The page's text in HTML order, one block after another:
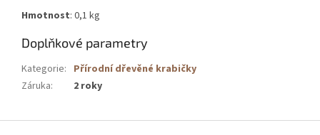
Hmotnost: 0,1 kg
Doplňkové parametry
Kategorie: Přírodní dřevěné krabičky
Záruka: 2 roky